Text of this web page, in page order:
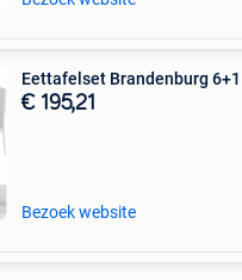
Eettafelset Brandenburg
€ 195,21
Bezoek website